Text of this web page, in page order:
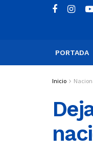
PORTADA
Inicio